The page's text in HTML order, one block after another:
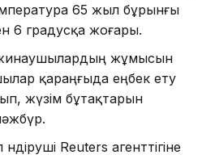
65 жыл бұрынғы
6 градусқа жоғары.
жұмысын
қараңғыда еңбек ету
жүзім бұтақтарын
Reuters агенттігіне